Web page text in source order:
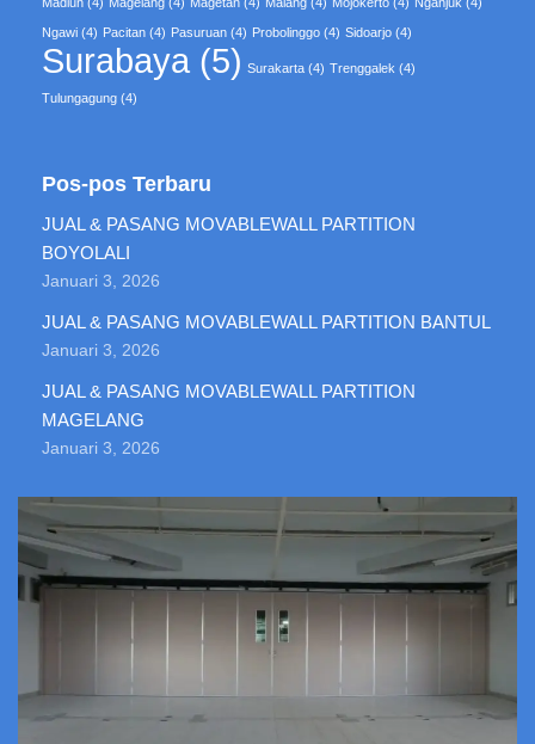
Ngawi (4) Pacitan (4) Pasuruan (4) Probolinggo (4) Sidoarjo (4)
Surabaya (5) Surakarta (4) Trenggalek (4)
Tulungagung (4)
Pos-pos Terbaru
JUAL & PASANG MOVABLEWALL PARTITION
BOYOLALI
Januari 3, 2026
JUAL & PASANG MOVABLEWALL PARTITION BANTUL
Januari 3, 2026
JUAL & PASANG MOVABLEWALL PARTITION
MAGELANG
Januari 3, 2026